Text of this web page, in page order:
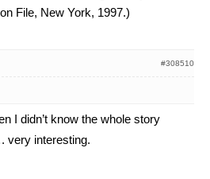
File, New York, 1997.)
#308510
I didn’t know the whole story
very interesting.